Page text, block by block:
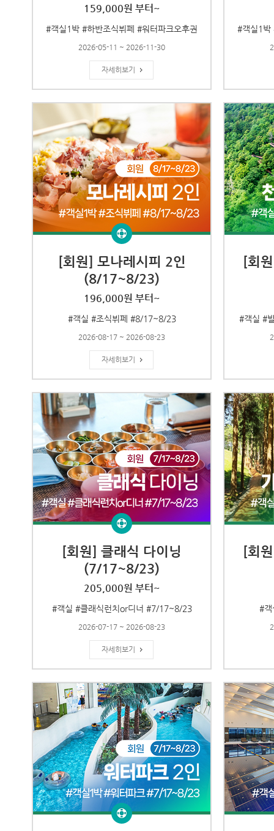
159,000원 부터~
#객실1박 #하반조식뷔페 #워터파크오후권
2026-05-11 ~ 2026-11-30
자세히보기
#객실1박
[회원] 모나레시피 2인
(8/17~8/23)
196,000원 부터~
#객실 #조식뷔페 #8/17~8/23
2026-08-17 ~ 2026-08-23
자세히보기
[회
#객실 #
[회원] 클래식 다이닝
(7/17~8/23)
205,000원 부터~
#객실 #클래식런치or디너 #7/17~8/23
2026-07-17 ~ 2026-08-23
자세히보기
[회
#